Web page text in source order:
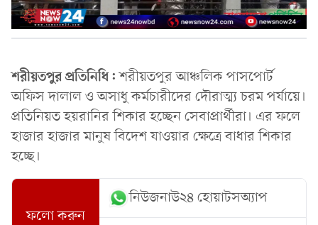
শরীয়তপুর প্রতিনিধি:শরীয়তপুর আঞ্চলিক পাসপোর্ট
অফিস দালাল ও অসাধু কর্মচারীদের দৌরাত্ম্য চরম পর্যায়ে।
প্রতিনিয়ত হয়রানির শিকার হচ্ছেন সেবাপ্রার্থীরা। এর ফলে
হাজার হাজার মানুষ বিদেশ যাওয়ার ক্ষেত্রে বাধার শিকার
হচ্ছে।
ফলো করুন
নিউজনাউ২৪ হোয়াটসঅ্যাপ